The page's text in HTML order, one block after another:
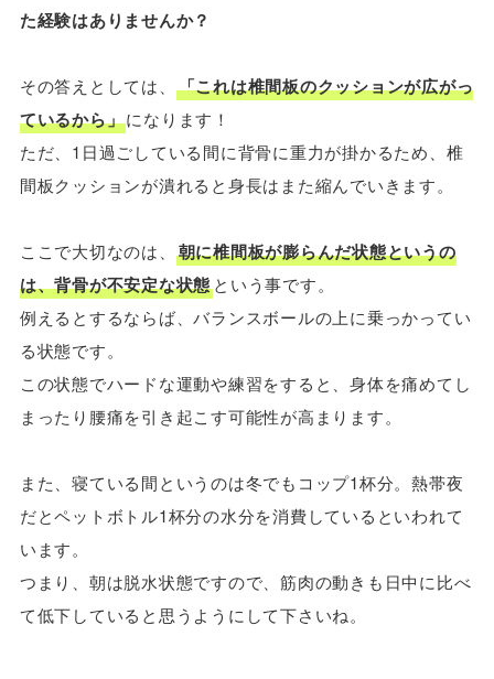
た経験はありませんか？
その答えとしては、 「これは椎間板のクッションが広がっ
ているから」になります！
ただ、1日過ごしている間に背骨に重力が掛かるため、椎
間板クッションが潰れると身長はまた縮んでいきます。
ここで大切なのは、 朝に椎間板が膨らんだ状態というの
は、背骨が不安定な状態という事です。
例えるとするならば、バランスボールの上に乗っかってい
る状態です。
この状態でハードな運動や練習をすると、身体を痛めてし
まったり腰痛を引き起こす可能性が高まります。
また、寝ている間というのは冬でもコップ1杯分。熱帯夜
だとペットボトル1杯分の水分を消費しているといわれて
います。
つまり、朝は脱水状態ですので、筋肉の動きも日中に比べ
て低下していると思うようにして下さいね。